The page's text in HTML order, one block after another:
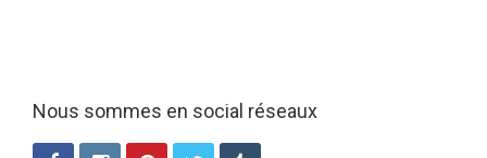
Nous sommes en social réseaux